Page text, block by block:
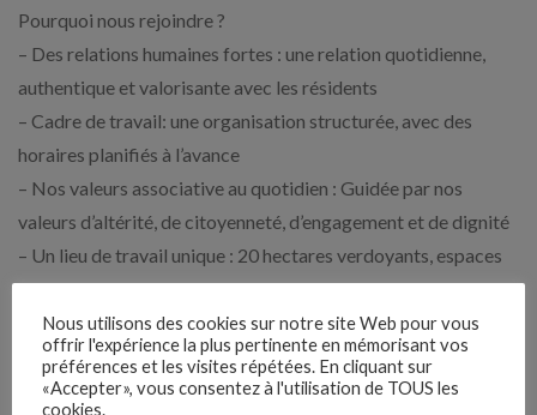
Pourquoi nous rejoindre ?
– Des relations humaines fortes : une relation quotidienne,
authentique et valorisante avec les résidents
– Cadre de travail: une organisation structurée, avec des
horaires planifiés à l’avance
– Nos valeurs associative au quotidien : Guidée par nos
valeurs d’altérité, de citoyenneté, d’engagement et de dignité
– Un lieu de travail unique : 20 hectares verdoyants, espaces
aménagés, mini-ferme et animations
– Formation : des formations variées (hypnose, snoezelen,
soins palliatifs, CAA.) pour accompagner votre évolution
professionnelle et soutenir la qualité de l’accompagnement
Nous utilisons des cookies sur notre site Web pour vous
offrir l'expérience la plus pertinente en mémorisant vos
préférences et les visites répétées. En cliquant sur
«Accepter», vous consentez à l'utilisation de TOUS les
cookies.